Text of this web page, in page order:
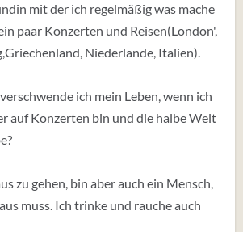
mit der ich regelmäßig was mache
paar Konzerten und Reisen(London',
Niederlande, Italien).
ich mein Leben, wenn ich
auf Konzerten bin und die halbe Welt
zu gehen, bin aber auch ein Mensch,
muss. Ich trinke und rauche auch